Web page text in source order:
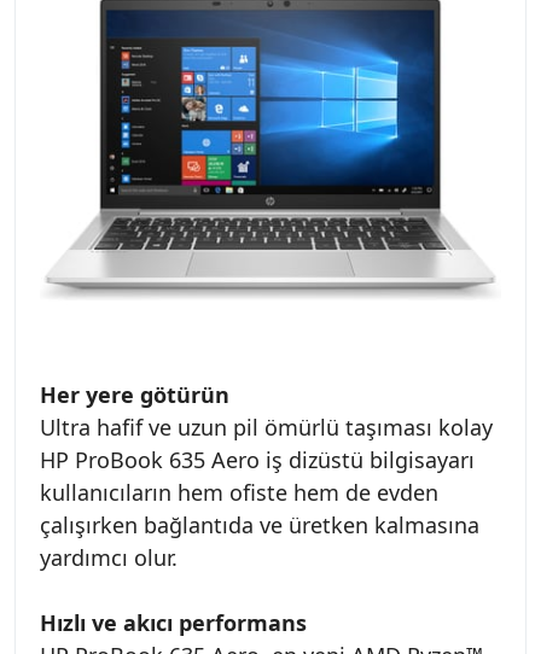
Her yere götürün
Ultra hafif ve uzun pil ömürlü taşıması kolay
HP ProBook 635 Aero iş dizüstü bilgisayarı
kullanıcıların hem ofiste hem de evden
çalışırken bağlantıda ve üretken kalmasına
yardımcı olur.
Hızlı ve akıcı performans